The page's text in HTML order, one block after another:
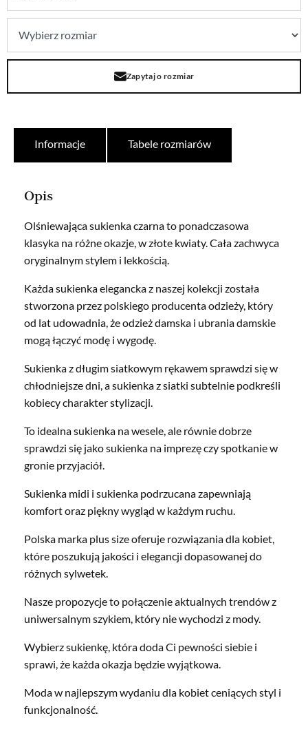
Zapytaj o rozmiar
Informacje Tabele rozmiarów
Opis
Olśniewająca sukienka czarna to ponadczasowa
klasyka na różne okazje, w złote kwiaty. Cała zachwyca
oryginalnym stylem i lekkością.
Każda sukienka elegancka z naszej kolekcji została
stworzona przez polskiego producenta odzieży, który
od lat udowadnia, że odzież damska i ubrania damskie
mogą łączyć modę i wygodę.
Sukienka z długim siatkowym rękawem sprawdzi się w
chłodniejsze dni, a sukienka z siatki subtelnie podkreśli
kobiecy charakter stylizacji.
To idealna sukienka na wesele, ale równie dobrze
sprawdzi się jako sukienka na imprezę czy spotkanie w
gronie przyjaciół.
Sukienka midi i sukienka podrzucana zapewniają
komfort oraz piękny wygląd w każdym ruchu.
Polska marka plus size oferuje rozwiązania dla kobiet,
które poszukują jakości i elegancji dopasowanej do
różnych sylwetek.
Nasze propozycje to połączenie aktualnych trendów z
uniwersalnym szykiem, który nie wychodzi z mody.
Wybierz sukienkę, która doda Ci pewności siebie i
sprawi, że każda okazja będzie wyjątkowa.
Moda w najlepszym wydaniu dla kobiet ceniących styl i
funkcjonalność.